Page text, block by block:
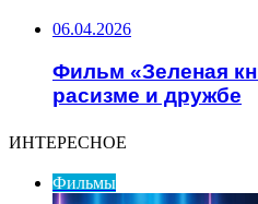
06.04.2026
Фильм «Зеленая
расизме и дружбе
ИНТЕРЕСНОЕ
Фильмы